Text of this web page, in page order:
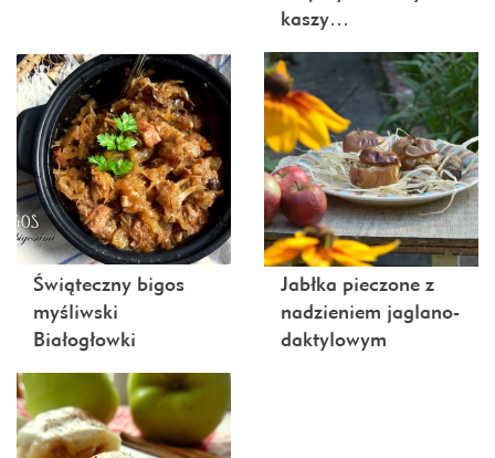
kaszy…
Świąteczny bigos
myśliwski
Białogłowki
Jabłka pieczone z
nadzieniem jaglano-
daktylowym